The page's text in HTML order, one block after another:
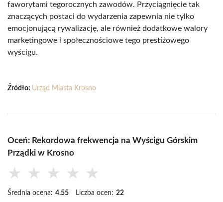
faworytami tegorocznych zawodów. Przyciągnięcie tak
znaczących postaci do wydarzenia zapewnia nie tylko
emocjonującą rywalizację, ale również dodatkowe walory
marketingowe i społecznościowe tego prestiżowego
wyścigu.
Źródło: Urząd Miasta Krosno
Oceń: Rekordowa frekwencja na Wyścigu Górskim
Prządki w Krosno
★ ★ ★ ★ ★
Średnia ocena: 4.55 Liczba ocen: 22